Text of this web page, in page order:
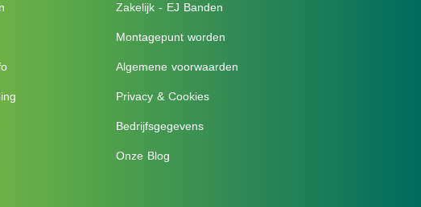
Zakelijk - EJ Banden
Montagepunt worden
Algemene voorwaarden
Privacy & Cookies
Bedrijfsgegevens
Onze Blog